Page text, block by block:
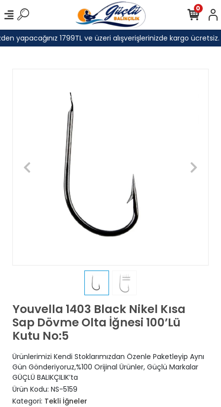
yapacağınız 1799TL ve üzeri alışverişlerinizde kargo ücretsiz.
0
Youvella 1403 Black Nikel Kısa
Sap Dövme Olta İğnesi 100’Lü
Kutu No:5
Ürünlerimizi Kendi Stoklarımızdan Özenle Paketleyip Aynı
Gün Gönderiyoruz,%100 Orijinal Ürünler, Güçlü Markalar
GÜÇLÜ BALIKÇILIK’ta
Ürün Kodu: NS-5159
Kategori: Tekli İğneler